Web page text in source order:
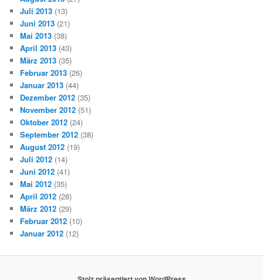
Juli 2013 (13)
Juni 2013 (21)
Mai 2013 (38)
April 2013 (43)
März 2013 (35)
Februar 2013 (26)
Januar 2013 (44)
Dezember 2012 (35)
November 2012 (51)
Oktober 2012 (24)
September 2012 (38)
August 2012 (19)
Juli 2012 (14)
Juni 2012 (41)
Mai 2012 (35)
April 2012 (28)
März 2012 (29)
Februar 2012 (10)
Januar 2012 (12)